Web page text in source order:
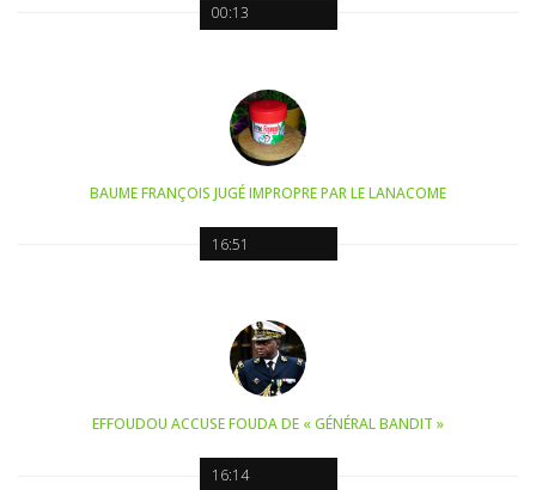
00:13
16:51
BAUME FRANÇOIS JUGÉ IMPROPRE PAR LE LANACOME
16:14
EFFOUDOU ACCUSE FOUDA DE « GÉNÉRAL BANDIT »